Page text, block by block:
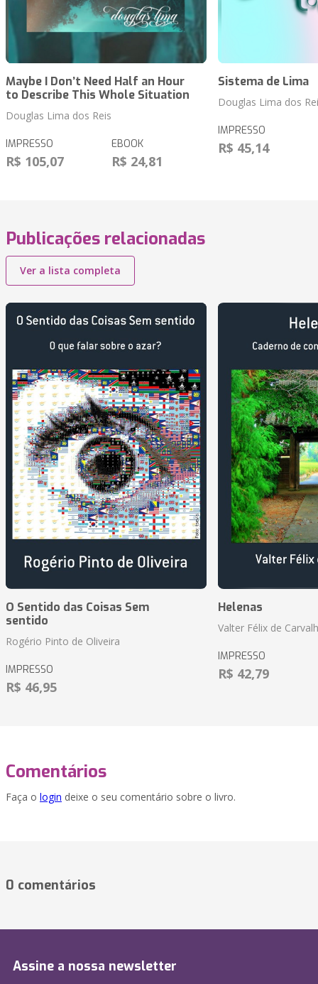
Maybe I Donʼt Need Half an Hour
to Describe This Whole Situation
Douglas Lima dos Reis
IMPRESSO
R$ 105,07
EBOOK
R$ 24,81
Sistema de Lima
Douglas Lima dos
IMPRESSO
R$ 45,14
Publicações relacionadas
Ver a lista completa
O Sentido das Coisas Sem
sentido
Rogério Pinto de Oliveira
IMPRESSO
R$ 46,95
Helenas
Valter Félix de
IMPRESSO
R$ 42,79
Comentários
Faça o login deixe o seu comentário sobre o livro.
0 comentários
Assine a nossa newsletter